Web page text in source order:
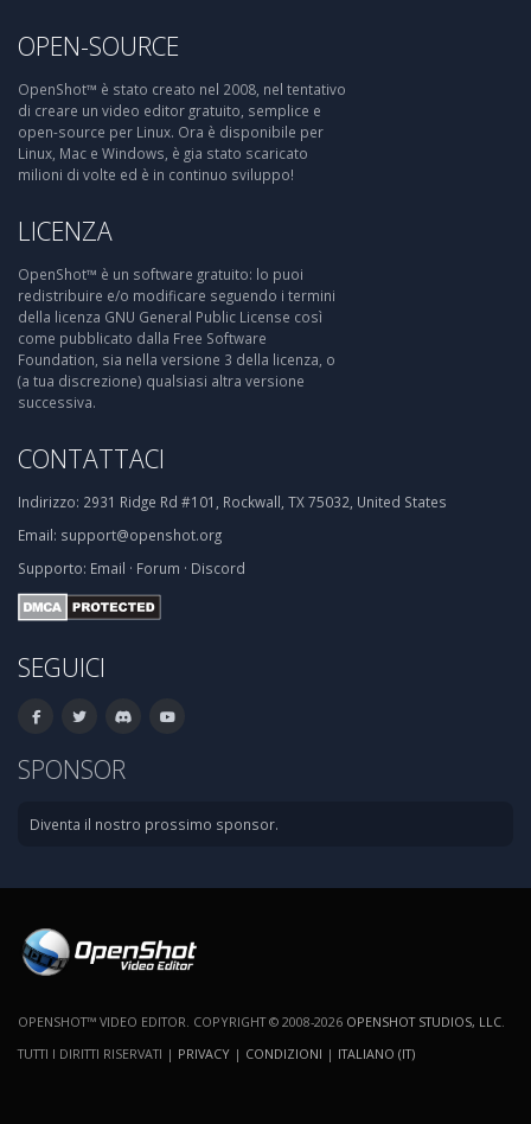
OPEN-SOURCE
OpenShot™ è stato creato nel 2008, nel tentativo
di creare un video editor gratuito, semplice e
open-source per Linux. Ora è disponibile per
Linux, Mac e Windows, è gia stato scaricato
milioni di volte ed è in continuo sviluppo!
LICENZA
OpenShot™ è un software gratuito: lo puoi
redistribuire e/o modificare seguendo i termini
della licenza GNU General Public License così
come pubblicato dalla Free Software
Foundation, sia nella versione 3 della licenza, o
(a tua discrezione) qualsiasi altra versione
successiva.
CONTATTACI
Indirizzo: 2931 Ridge Rd #101, Rockwall, TX 75032, United States
Email: support@openshot.org
Supporto: Email · Forum · Discord
SEGUICI
SPONSOR
Diventa il nostro prossimo sponsor.
OPENSHOT™ VIDEO EDITOR. COPYRIGHT © 2008-2026 OPENSHOT STUDIOS, LLC
TUTTI I DIRITTI RISERVATI | PRIVACY | CONDIZIONI | ITALIANO (IT)